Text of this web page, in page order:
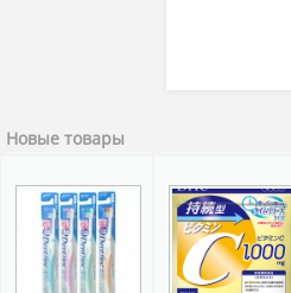
Новые товары